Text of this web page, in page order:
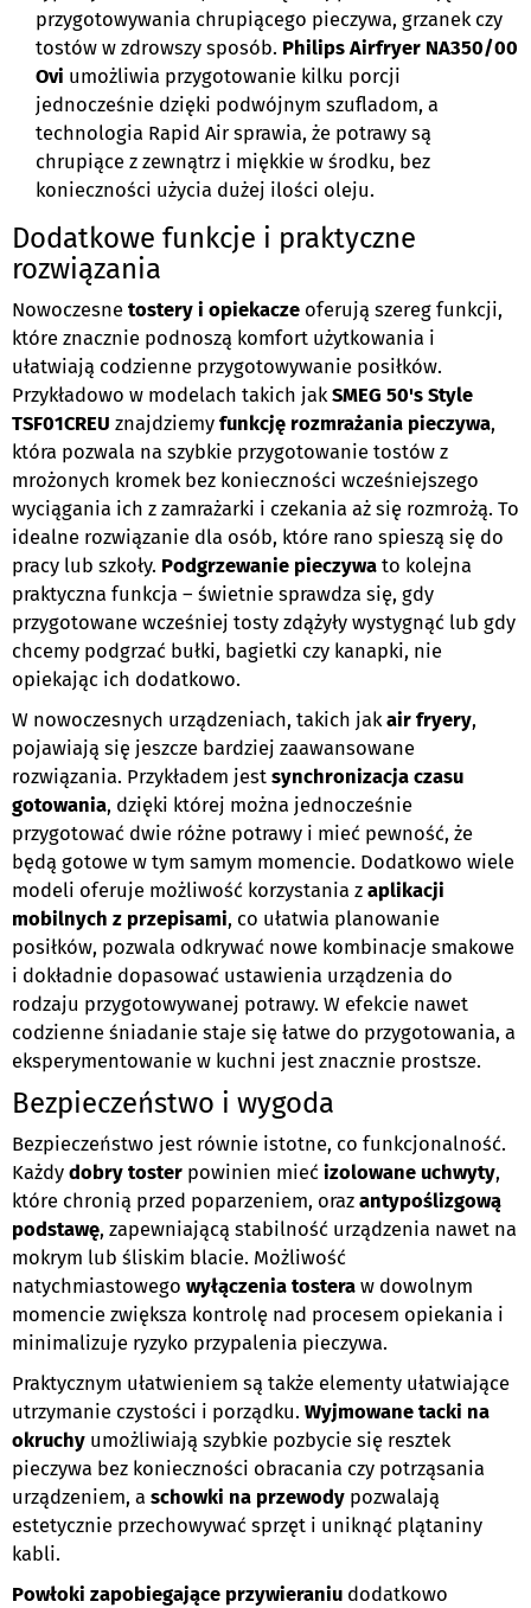
przygotowywania chrupiącego pieczywa, grzanek czy
tostów w zdrowszy sposób. Philips Airfryer NA350/00
Ovi umożliwia przygotowanie kilku porcji
jednocześnie dzięki podwójnym szufladom, a
technologia Rapid Air sprawia, że potrawy są
chrupiące z zewnątrz i miękkie w środku, bez
konieczności użycia dużej ilości oleju.
Dodatkowe funkcje i praktyczne
rozwiązania
Nowoczesne tostery i opiekacze oferują szereg funkcji,
które znacznie podnoszą komfort użytkowania i
ułatwiają codzienne przygotowywanie posiłków.
Przykładowo w modelach takich jakSMEG 50's Style
TSF01CREU znajdziemy funkcję rozmrażania pieczywa,
która pozwala na szybkie przygotowanie tostów z
mrożonych kromek bez konieczności wcześniejszego
wyciągania ich z zamrażarki i czekania aż się rozmrożą. To
idealne rozwiązanie dla osób, które rano spieszą się do
pracy lub szkoły. Podgrzewanie pieczywa to kolejna
praktyczna funkcja – świetnie sprawdza się, gdy
przygotowane wcześniej tosty zdążyły wystygnąć lub gdy
chcemy podgrzać bułki, bagietki czy kanapki, nie
opiekając ich dodatkowo.
W nowoczesnych urządzeniach, takich jakair fryery,
pojawiają się jeszcze bardziej zaawansowane
rozwiązania. Przykładem jest synchronizacja czasu
gotowania, dzięki której można jednocześnie
przygotować dwie różne potrawy i mieć pewność, że
będą gotowe w tym samym momencie. Dodatkowo wiele
modeli oferuje możliwość korzystania z aplikacji
mobilnych z przepisami, co ułatwia planowanie
posiłków, pozwala odkrywać nowe kombinacje smakowe
i dokładnie dopasować ustawienia urządzenia do
rodzaju przygotowywanej potrawy. W efekcie nawet
codzienne śniadanie staje się łatwe do przygotowania, a
eksperymentowanie w kuchni jest znacznie prostsze.
Bezpieczeństwo i wygoda
Bezpieczeństwo jest równie istotne, co funkcjonalność.
Każdy dobry toster powinien mieć izolowane uchwyty,
które chronią przed poparzeniem, oraz antypoślizgową
podstawę, zapewniającą stabilność urządzenia nawet na
mokrym lub śliskim blacie. Możliwość
natychmiastowego wyłączenia tostera w dowolnym
momencie zwiększa kontrolę nad procesem opiekania i
minimalizuje ryzyko przypalenia pieczywa.
Praktycznym ułatwieniem są także elementy ułatwiające
utrzymanie czystości i porządku. Wyjmowane tacki na
okruchy umożliwiają szybkie pozbycie się resztek
pieczywa bez konieczności obracania czy potrząsania
urządzeniem, a schowki na przewody pozwalają
estetycznie przechowywać sprzęt i uniknąć plątaniny
kabli.
Powłoki zapobiegające przywieraniu dodatkowo